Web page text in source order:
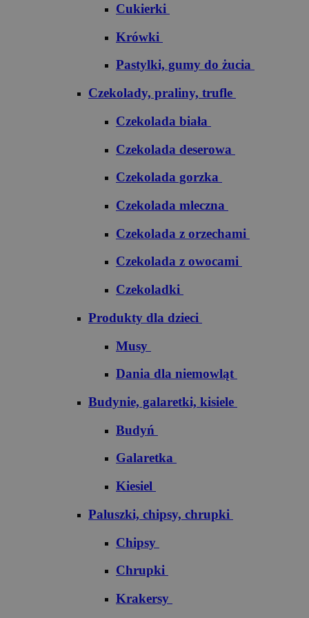
Cukierki
Krówki
Pastylki, gumy do żucia
Czekolady, praliny, trufle
Czekolada biała
Czekolada deserowa
Czekolada gorzka
Czekolada mleczna
Czekolada z orzechami
Czekolada z owocami
Czekoladki
Produkty dla dzieci
Musy
Dania dla niemowląt
Budynie, galaretki, kisiele
Budyń
Galaretka
Kiesiel
Paluszki, chipsy, chrupki
Chipsy
Chrupki
Krakersy